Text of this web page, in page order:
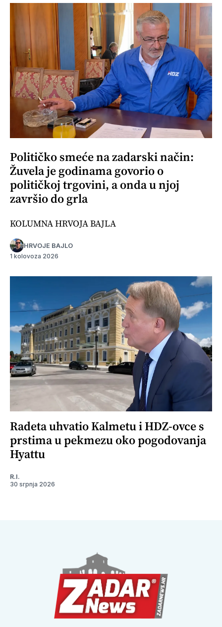
Političko smeće na zadarski način:
Žuvela je godinama govorio o
političkoj trgovini, a onda u njoj
završio do grla
KOLUMNA HRVOJA BAJLA
HRVOJE BAJLO
1 kolovoza 2026
Radeta uhvatio Kalmetu i HDZ-ovce s
prstima u pekmezu oko pogodovanja
Hyattu
R.I.
30 srpnja 2026